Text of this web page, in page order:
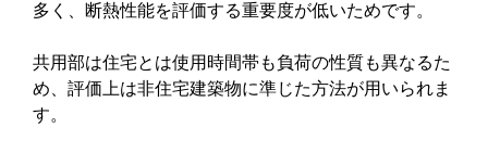
多く、断熱性能を評価する重要度が低いためです。
共用部は住宅とは使用時間帯も負荷の性質も異なるた
め、評価上は非住宅建築物に準じた方法が用いられま
す。